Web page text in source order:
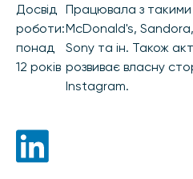
Досвід
роботи:
понад
12 років
Працювала з
McDonald's,
Sony та ін. Також
розвиває власну
Instagram.